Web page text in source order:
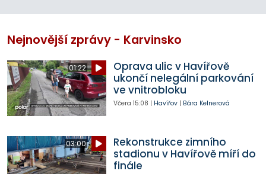
Nejnovější zprávy - Karvinsko
01:22
Oprava ulic v Havířově
ukončí nelegální parkování
ve vnitrobloku
Včera 15:08 | Havířov| Bára Kelnerová
03:00
Rekonstrukce zimního
stadionu v Havířově míří do
finále